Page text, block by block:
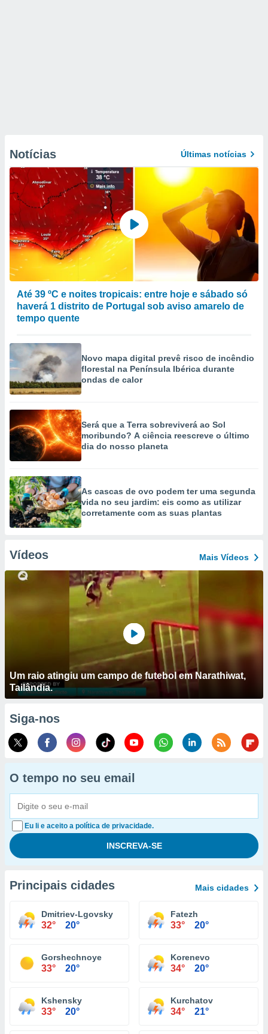
Notícias Últimas notícias
Até 39 ºC e noites tropicais: entre hoje e sábado só
haverá 1 distrito de Portugal sob aviso amarelo de
tempo quente
Novo mapa digital prevê risco de incêndio
florestal na Península Ibérica durante
ondas de calor
Será que a Terra sobreviverá ao Sol
moribundo? A ciência reescreve o último
dia do nosso planeta
As cascas de ovo podem ter uma segunda
vida no seu jardim: eis como as utilizar
corretamente com as suas plantas
Vídeos Mais Vídeos
Um raio atingiu um campo de futebol em Narathiwat,
Tailândia.
Siga-nos
O tempo no seu email
Eu li e aceito a política de privacidade.
Principais cidades Mais cidades
Dmitriev-Lgovsky
32° 20°
Fatezh
33° 20°
Gorshechnoye
33° 20°
Korenevo
34° 20°
Kshensky
33° 20°
Kurchatov
34° 21°